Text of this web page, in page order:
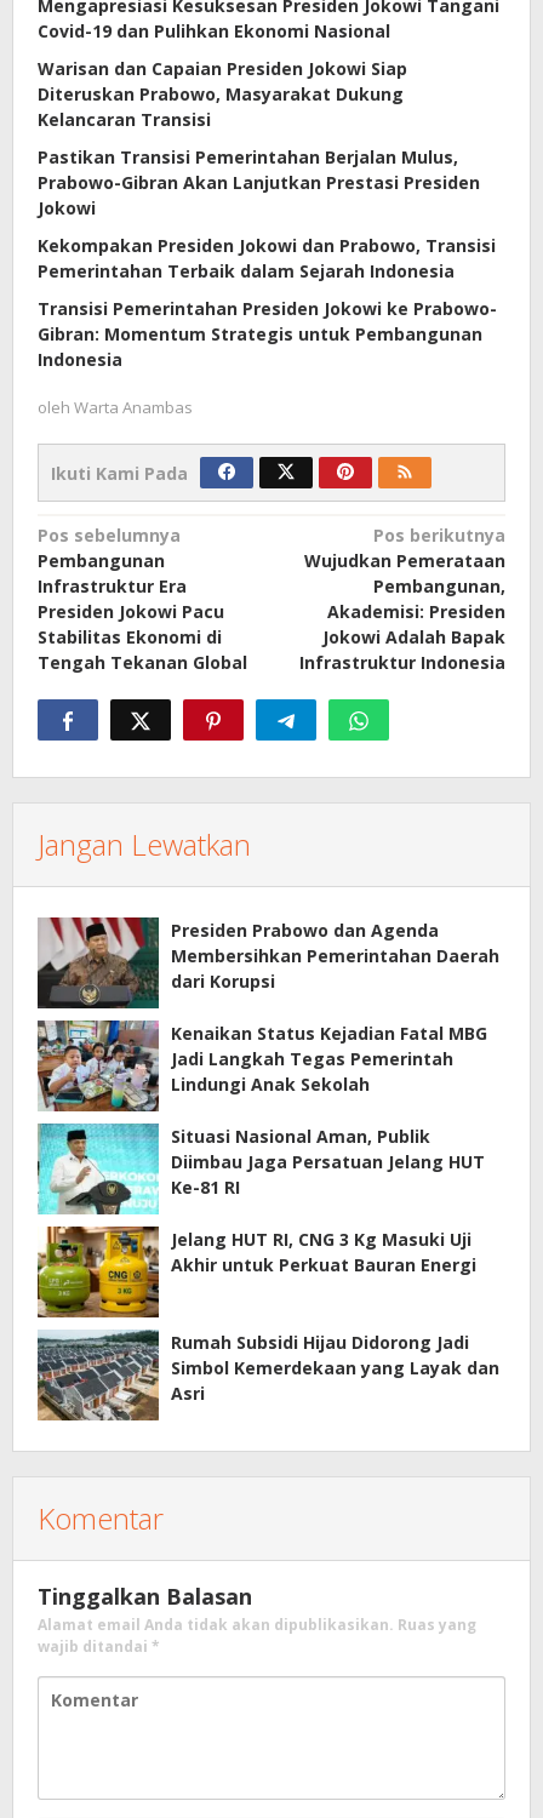
Mengapresiasi Kesuksesan Presiden Jokowi Tangani
Covid-19 dan Pulihkan Ekonomi Nasional
Warisan dan Capaian Presiden Jokowi Siap
Diteruskan Prabowo, Masyarakat Dukung
Kelancaran Transisi
Pastikan Transisi Pemerintahan Berjalan Mulus,
Prabowo-Gibran Akan Lanjutkan Prestasi Presiden
Jokowi
Kekompakan Presiden Jokowi dan Prabowo, Transisi
Pemerintahan Terbaik dalam Sejarah Indonesia
Transisi Pemerintahan Presiden Jokowi ke Prabowo-
Gibran: Momentum Strategis untuk Pembangunan
Indonesia
oleh Warta Anambas
Ikuti Kami Pada
Navigasi
pos
Pos sebelumnya
Pembangunan
Infrastruktur Era
Presiden Jokowi Pacu
Stabilitas Ekonomi di
Tengah Tekanan Global
Pos berikutnya
Wujudkan Pemerataan
Pembangunan,
Akademisi: Presiden
Jokowi Adalah Bapak
Infrastruktur Indonesia
Jangan Lewatkan
Presiden Prabowo dan Agenda
Membersihkan Pemerintahan Daerah
dari Korupsi
Kenaikan Status Kejadian Fatal MBG
Jadi Langkah Tegas Pemerintah
Lindungi Anak Sekolah
Situasi Nasional Aman, Publik
Diimbau Jaga Persatuan Jelang HUT
Ke-81 RI
Jelang HUT RI, CNG 3 Kg Masuki Uji
Akhir untuk Perkuat Bauran Energi
Rumah Subsidi Hijau Didorong Jadi
Simbol Kemerdekaan yang Layak dan
Asri
Komentar
Tinggalkan Balasan
Alamat email Anda tidak akan dipublikasikan. Ruas yang
wajib ditandai *